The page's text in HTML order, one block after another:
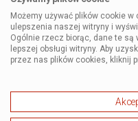
Możemy używać plików cookie
ulepszenia naszej witryny i
Ogólnie rzecz biorąc, dane te
lepszej obsługi witryny. Aby
przez nas plików cookies, kliknij